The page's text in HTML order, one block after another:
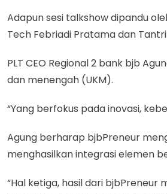
Adapun sesi talkshow dipandu
Tech Febriadi Pratama dan
PLT CEO Regional 2 bank bjb
dan menengah (UKM).
“Yang berfokus pada inovasi,
Agung berharap bjbPreneur
menghasilkan integrasi elemen
“Hal ketiga, hasil dari